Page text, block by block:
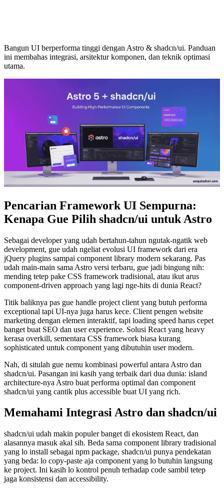
Bangun UI berperforma tinggi dengan Astro & shadcn/ui. Panduan
ini membahas integrasi, arsitektur komponen, dan teknik optimasi
utama.
Pencarian Framework UI Sempurna:
Kenapa Gue Pilih shadcn/ui untuk Astro
Sebagai developer yang udah bertahun-tahun ngutak-ngatik web
development, gue udah ngeliat evolusi UI framework dari era
jQuery plugins sampai component library modern sekarang. Pas
udah main-main sama Astro versi terbaru, gue jadi bingung nih:
mending tetep pake CSS framework tradisional, atau ikut arus
component-driven approach yang lagi nge-hits di dunia React?
Titik baliknya pas gue handle project client yang butuh performa
exceptional tapi UI-nya juga harus kece. Client pengen website
marketing dengan elemen interaktif, tapi loading speed harus cepet
banget buat SEO dan user experience. Solusi React yang heavy
kerasa overkill, sementara CSS framework biasa kurang
sophisticated untuk component yang dibutuhin user modern.
Nah, di situlah gue nemu kombinasi powerful antara Astro dan
shadcn/ui. Pasangan ini kasih yang terbaik dari dua dunia: island
architecture-nya Astro buat performa optimal dan component
shadcn/ui yang cantik plus accessible buat UI yang rich.
Memahami Integrasi Astro dan shadcn/ui
shadcn/ui udah makin populer banget di ekosistem React, dan
alasannya masuk akal sih. Beda sama component library tradisional
yang lo install sebagai npm package, shadcn/ui punya pendekatan
yang beda: lo copy-paste aja component yang lo butuhin langsung
ke project. Ini kasih lo kontrol penuh terhadap code sambil tetep
jaga konsistensi dan accessibility.